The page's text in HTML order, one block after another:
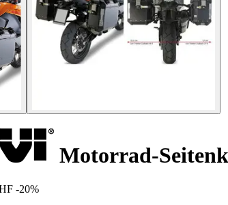
Motorrad-
-20%